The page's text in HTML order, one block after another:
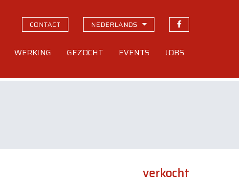
CONTACT NEDERLANDS
WERKING GEZOCHT EVENTS JOBS
verkocht